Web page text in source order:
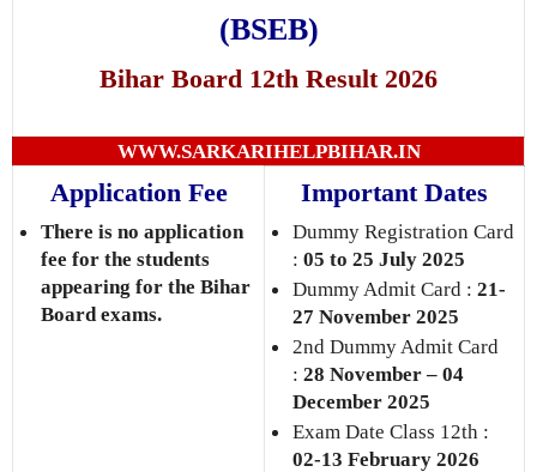
(BSEB)
Bihar Board 12th Result 2026
WWW.SARKARIHELPBIHAR.IN
Application Fee
There is no application
fee for the students
appearing for the Bihar
Board exams.
Important Dates
Dummy Registration Card
: 05 to 25 July 2025
Dummy Admit Card : 21-
27 November 2025
2nd Dummy Admit Card
: 28 November – 04
December 2025
Exam Date Class 12th :
02-13 February 2026